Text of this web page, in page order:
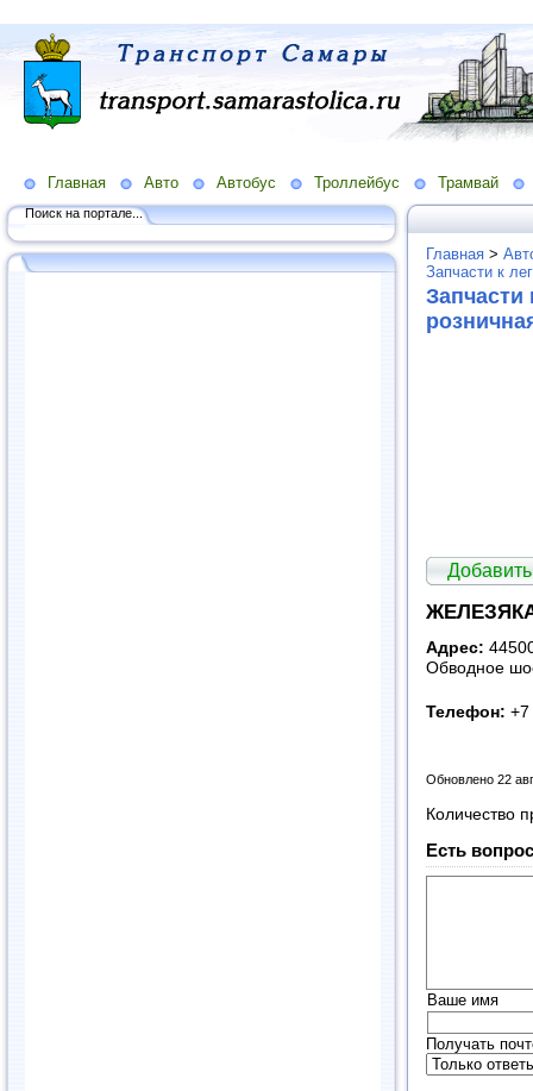
Главная Авто Автобус Троллейбус Трамвай
Поиск на портале...
Главная >
Запчасти к
Адрес:
Обводное
Телефон: +7
Обновлено 22
Количество
Есть
Ваше имя
Получать